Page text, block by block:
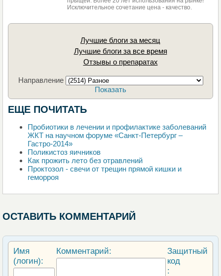
Исключительное сочетание цена - качество.
Лучшие блоги за месяц
Лучшие блоги за все время
Отзывы о препаратах
Направление
Показать
ЕЩЕ ПОЧИТАТЬ
Пробиотики в лечении и профилактике заболеваний
ЖКТ на научном форуме «Санкт-Петербург –
Гастро-2014»
Поликистоз яичников
Как прожить лето без отравлений
Проктозол - свечи от трещин прямой кишки и
геморроя
ОСТАВИТЬ КОММЕНТАРИЙ
Имя
(логин):
Комментарий:
Защитный
код
: